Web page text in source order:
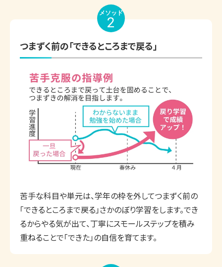
メソッド
2
つまずく前の「できるところまで戻る」
苦手な科目や単元は、学年の枠を外してつまずく前の
「できるところまで戻る」さかのぼり学習をします。でき
るからやる気が出て、丁寧にスモールステップを積み
重ねることで「できた」の自信を育てます。